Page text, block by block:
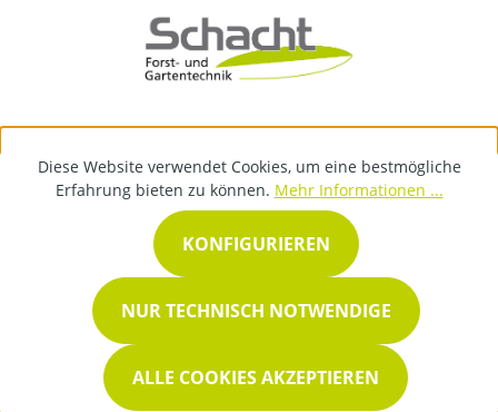
Diese Website verwendet Cookies, um eine bestmögliche
Erfahrung bieten zu können. Mehr Informationen ...
NUR TECHNISCH NOTWENDIGE
KONFIGURIEREN
ALLE COOKIES AKZEPTIEREN